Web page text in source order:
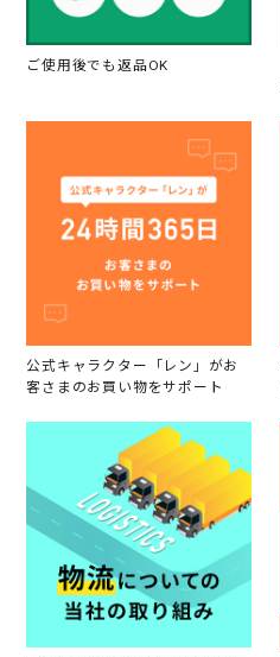
ご使用後でも返品OK
公式キャラクター「レン」がお
客さまのお買い物をサポート